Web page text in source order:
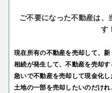
ご不要になった不動産は、
す！
現在所有の不動産を売却して、
相続が発生して、不動産を売却
急いで不動産を売却して現金化し
土地の一部を売却したいのだけれ